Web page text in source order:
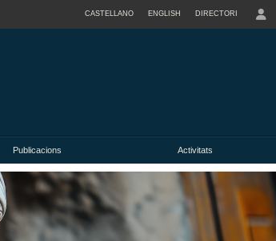
CASTELLANO ENGLISH DIRECTORI
Publicacions Activitats